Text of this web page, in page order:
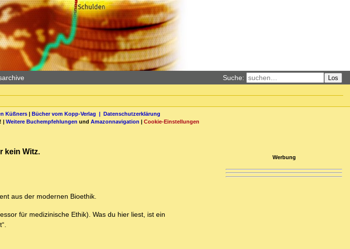
Suche: Los
Küßners| Bücher vom Kopp-Verlag | Datenschutzerklärung
! | Weitere Buchempfehlungen und Amazonnavigation | Cookie-Einstellungen
kein Witz.
aus der modernen Bioethik.
für medizinische Ethik). Was du hier liest, ist ein
Werbung